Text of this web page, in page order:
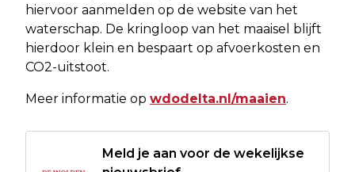
hiervoor aanmelden op de website van het
waterschap. De kringloop van het maaisel blijft
hierdoor klein en bespaart op afvoerkosten en
CO2-uitstoot.
Meer informatie op wdodelta.nl/maaien.
Meld je aan voor de wekelijkse